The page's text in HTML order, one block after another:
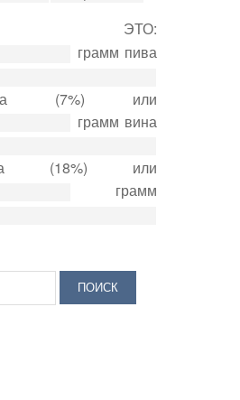
грамм пива
(7%) или
грамм вина
(18%) или
грамм